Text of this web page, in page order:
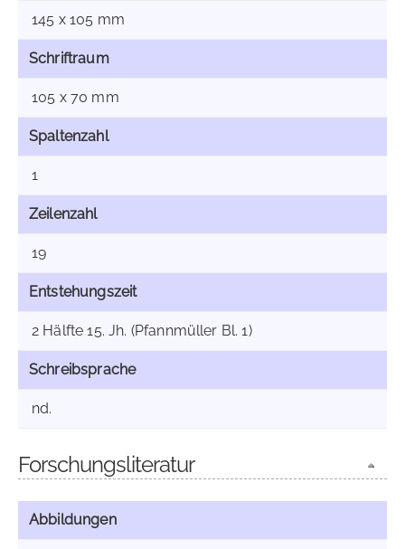
145 x 105 mm
Schriftraum
105 x 70 mm
Spaltenzahl
1
Zeilenzahl
19
Entstehungszeit
2 Hälfte 15. Jh. (Pfannmüller Bl. 1)
Schreibsprache
nd.
Forschungsliteratur
Abbildungen